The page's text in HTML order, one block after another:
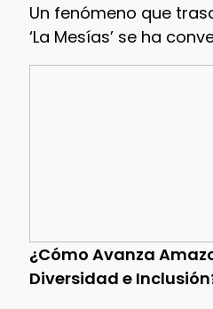
Un fenómeno que
‘La Mesías’ se ha
¿Cómo Avanza
Diversidad e